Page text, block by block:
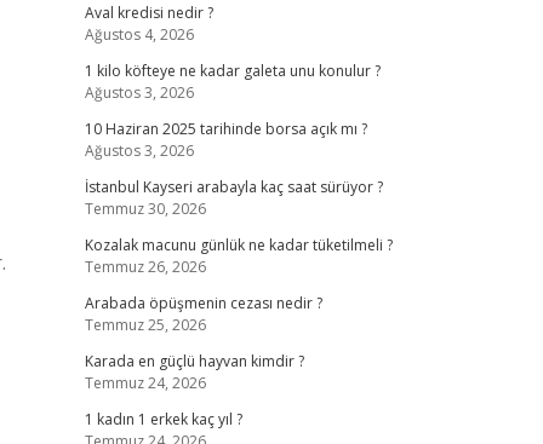
Aval kredisi nedir ?
Ağustos 4, 2026
1 kilo köfteye ne kadar galeta unu konulur ?
Ağustos 3, 2026
10 Haziran 2025 tarihinde borsa açık mı ?
Ağustos 3, 2026
İstanbul Kayseri arabayla kaç saat sürüyor ?
Temmuz 30, 2026
Kozalak macunu günlük ne kadar tüketilmeli ?
Temmuz 26, 2026
Arabada öpüşmenin cezası nedir ?
Temmuz 25, 2026
Karada en güçlü hayvan kimdir ?
Temmuz 24, 2026
1 kadın 1 erkek kaç yıl ?